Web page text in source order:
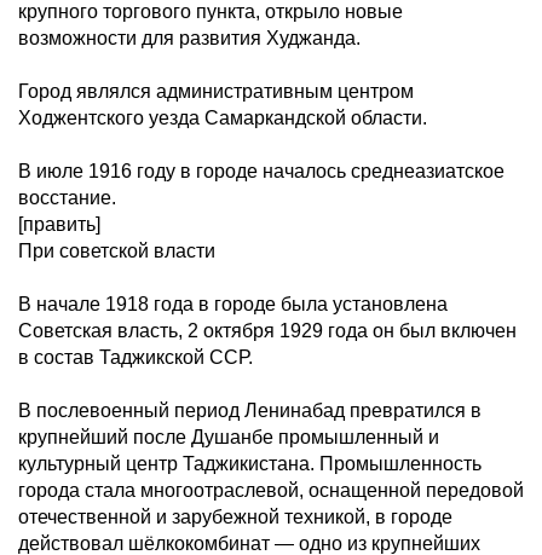
крупного торгового пункта, открыло новые
возможности для развития Худжанда.
Город являлся административным центром
Ходжентского уезда Самаркандской области.
В июле 1916 году в городе началось среднеазиатское
восстание.
[править]
При советской власти
В начале 1918 года в городе была установлена
Советская власть, 2 октября 1929 года он был включен
в состав Таджикской ССР.
В послевоенный период Ленинабад превратился в
крупнейший после Душанбе промышленный и
культурный центр Таджикистана. Промышленность
города стала многоотраслевой, оснащенной передовой
отечественной и зарубежной техникой, в городе
действовал шёлкокомбинат — одно из крупнейших